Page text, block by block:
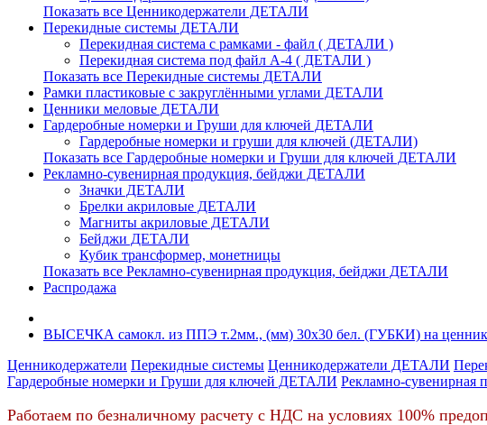
Показать все Ценникодержатели ДЕТАЛИ
Перекидные системы ДЕТАЛИ
Перекидная система с рамками - файл ( ДЕТАЛИ )
Перекидная система под файл А-4 ( ДЕТАЛИ )
Показать все Перекидные системы ДЕТАЛИ
Рамки пластиковые c закруглёнными углами ДЕТАЛИ
Ценники меловые ДЕТАЛИ
Гардеробные номерки и Груши для ключей ДЕТАЛИ
Гардеробные номерки и груши для ключей (ДЕТАЛИ)
Показать все Гардеробные номерки и Груши для ключей ДЕТАЛИ
Рекламно-сувенирная продукция, бейджи ДЕТАЛИ
Значки ДЕТАЛИ
Брелки акриловые ДЕТАЛИ
Магниты акриловые ДЕТАЛИ
Бейджи ДЕТАЛИ
Кубик трансформер, монетницы
Показать все Рекламно-сувенирная продукция, бейджи ДЕТАЛИ
Распродажа
ВЫСЕЧКА самокл. из ППЭ т.2мм., (мм) 30х30 бел. (ГУБКИ) на
Ценникодержатели Перекидные системы Ценникодержатели ДЕТАЛИ
Гардеробные номерки и Груши для ключей ДЕТАЛИ Рекламно-
Работаем по безналичному расчету с НДС на условиях 100%